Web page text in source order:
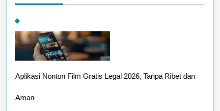
Aplikasi Nonton Film Gratis Legal 2026, Tanpa Ribet dan
Aman